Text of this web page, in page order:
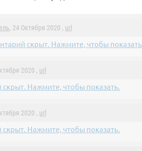
, 24 Октября 2020 , url
скрыт. Нажмите, чтобы
2020 , url
Нажмите, чтобы показать.
2020 , url
Нажмите, чтобы показать.